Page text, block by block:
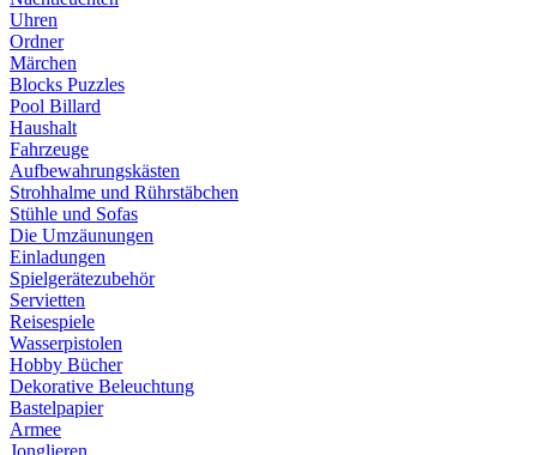
Uhren
Ordner
Märchen
Blocks Puzzles
Pool Billard
Haushalt
Fahrzeuge
Aufbewahrungskästen
Strohhalme und Rührstäbchen
Stühle und Sofas
Die Umzäunungen
Einladungen
Spielgerätezubehör
Servietten
Reisespiele
Wasserpistolen
Hobby Bücher
Dekorative Beleuchtung
Bastelpapier
Armee
Jonglieren